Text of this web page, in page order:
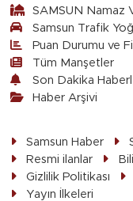
SAMSUN Namaz
Samsun Trafik
Puan Durumu ve
Tüm Manşetler
Son Dakika
Haber Arşivi
Samsun Haber
Resmi ilanlar
Gizlilik Politikası
Yayın İlkeleri